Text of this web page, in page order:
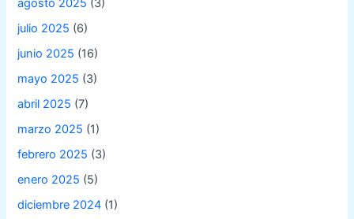
agosto 2025 (3)
julio 2025 (6)
junio 2025 (16)
mayo 2025 (3)
abril 2025 (7)
marzo 2025 (1)
febrero 2025 (3)
enero 2025 (5)
diciembre 2024 (1)